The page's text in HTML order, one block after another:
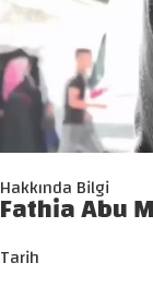
Hakkında Bilgi
Fathia Abu
Tarih